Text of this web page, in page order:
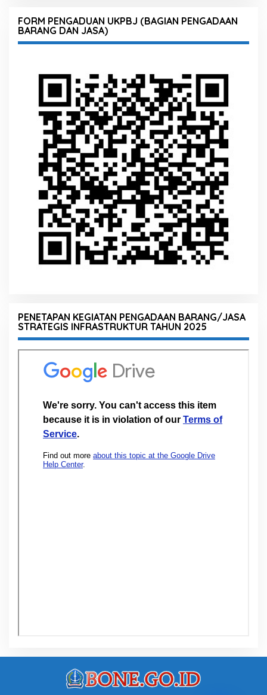
FORM PENGADUAN UKPBJ (BAGIAN PENGADAAN
BARANG DAN JASA)
PENETAPAN KEGIATAN PENGADAAN BARANG/JASA
STRATEGIS INFRASTRUKTUR TAHUN 2025